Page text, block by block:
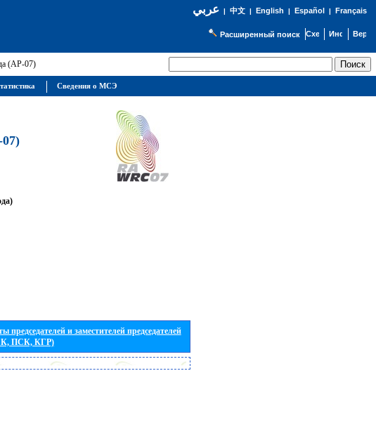
عربي| 中文| English | Español | Français
Расширенный поиск
(АР-07)
председателей и заместителей председателей
ПСК, КГР)
Сведения о МСЭ